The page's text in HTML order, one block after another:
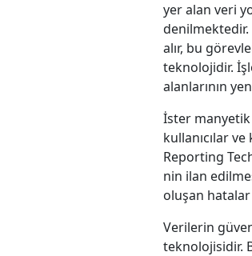
yer alan veri
denilmektedir.
alır, bu
teknolojidir.
alanlarının
İster manyetik
kullanıcılar
Reporting
nin ilan
oluşan hatalar
Verilerin
teknolojisidir.